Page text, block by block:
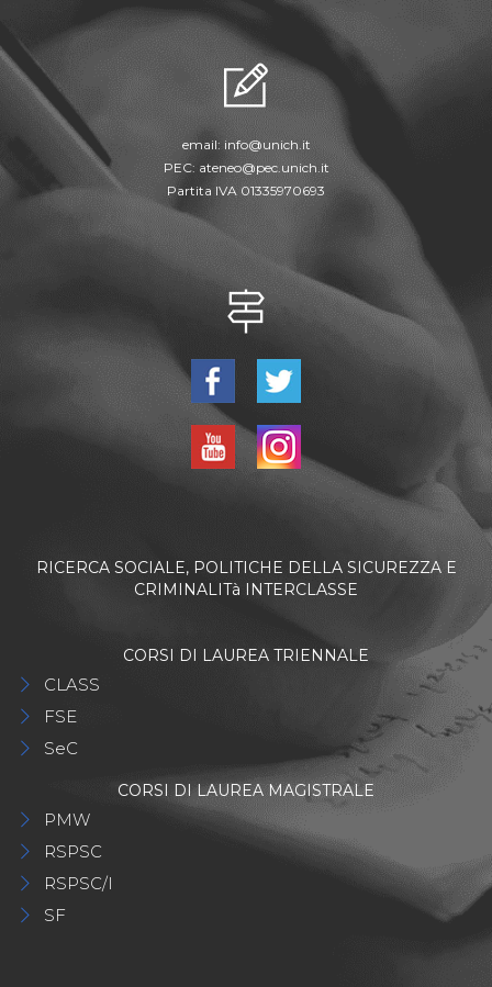
email: info@unich.it
PEC: ateneo@pec.unich.it
Partita IVA 01335970693
RICERCA SOCIALE, POLITICHE DELLA SICUREZZA E
CRIMINALITà INTERCLASSE
CORSI DI LAUREA TRIENNALE
CLASS
FSE
SeC
CORSI DI LAUREA MAGISTRALE
PMW
RSPSC
RSPSC/I
SF